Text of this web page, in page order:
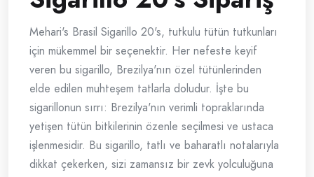
Mehari's Brasil Sigarillo 20's, tutkulu tütün tutkunları
için mükemmel bir seçenektir. Her nefeste keyif
veren bu sigarillo, Brezilya'nın özel tütünlerinden
elde edilen muhteşem tatlarla doludur. İşte bu
sigarillonun sırrı: Brezilya'nın verimli topraklarında
yetişen tütün bitkilerinin özenle seçilmesi ve ustaca
işlenmesidir. Bu sigarillo, tatlı ve baharatlı notalarıyla
dikkat çekerken, sizi zamansız bir zevk yolculuğuna